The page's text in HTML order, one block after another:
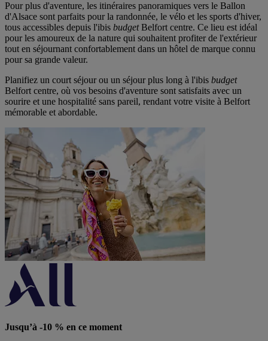
Pour plus d'aventure, les itinéraires panoramiques vers le Ballon
d'Alsace sont parfaits pour la randonnée, le vélo et les sports d'hiver,
tous accessibles depuis l'ibis budgetBelfort centre. Ce lieu est idéal
pour les amoureux de la nature qui souhaitent profiter de l'extérieur
tout en séjournant confortablement dans un hôtel de marque connu
pour sa grande valeur.
Planifiez un court séjour ou un séjour plus long à l'ibis budget
Belfort centre, où vos besoins d'aventure sont satisfaits avec un
sourire et une hospitalité sans pareil, rendant votre visite à Belfort
mémorable et abordable.
Jusqu’à -10 % en ce moment